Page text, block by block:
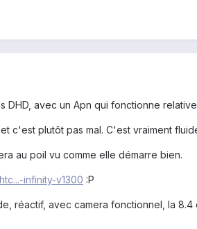
DHD, avec un Apn qui fonctionne
c'est plutôt pas mal. C'est vraiment
au poil vu comme elle démarre bien.
infinity-v1300 :P
réactif, avec camera fonctionnel, la